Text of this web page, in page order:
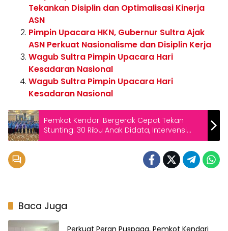
Tekankan Disiplin dan Optimalisasi Kinerja
ASN
Pimpin Upacara HKN, Gubernur Sultra Ajak
ASN Perkuat Nasionalisme dan Disiplin Kerja
Wagub Sultra Pimpin Upacara Hari
Kesadaran Nasional
Wagub Sultra Pimpin Upacara Hari
Kesadaran Nasional
Pemkot Kendari Bergerak Cepat Tekan
Stunting: 30 Ribu Anak Didata, Intervensi
Serentak Dimulai Juli 2026
Baca Juga